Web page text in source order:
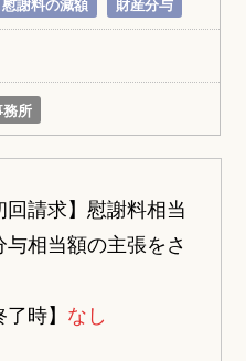
所
請求】 慰謝料相当
相当額の主張をさ
時】 なし